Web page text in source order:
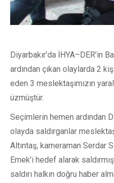
Diyarbakır’da İHYA–DER’in
ardından çıkan olaylarda 2
eden 3 meslektaşımızın
üzmüştür.
Seçimlerin hemen ardından
olayda saldırganlar
Altıntaş, kameraman Serdar
Emek’i hedef alarak
saldırı halkın doğru haber